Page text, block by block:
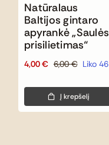
Natūralaus
Baltijos gintaro
apyrankė „Saulės
prisilietimas“
6,00€
Original
was:
6,00 €.
4,00€
Current
is:
4,00 €.
Liko 46
Į krepšelį